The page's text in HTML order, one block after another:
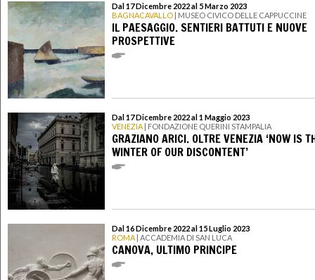
Dal 17 Dicembre 2022 al 5 Marzo 2023
BAGNACAVALLO | MUSEO CIVICO DELLE CAPPUCCINE
IL PAESAGGIO. SENTIERI BATTUTI E NUOVE
PROSPETTIVE
Dal 17 Dicembre 2022 al 1 Maggio 2023
VENEZIA | FONDAZIONE QUERINI STAMPALIA
GRAZIANO ARICI. OLTRE VENEZIA ‘NOW IS
WINTER OF OUR DISCONTENT’
Dal 16 Dicembre 2022 al 15 Luglio 2023
ROMA | ACCADEMIA DI SAN LUCA
CANOVA, ULTIMO PRINCIPE